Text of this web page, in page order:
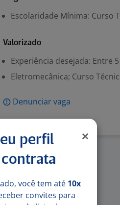
Escolaridade Mínima: Curso
Valorizado
Experiência desejada: Entre
Eletromecânica; Curso
Denunciar vaga
perfil
você tem até 10x
convites para